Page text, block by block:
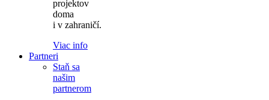
projektov
doma
i v zahraničí.
Viac info
Partneri
Staň sa
našim
partnerom